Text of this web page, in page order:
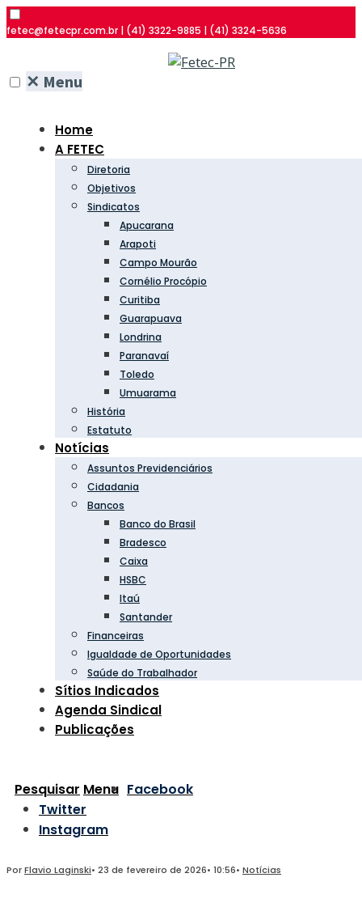
fetec@fetecpr.com.br | (41) 3322-9885 | (41) 3324-5636
✕ Menu
Home
A FETEC
Diretoria
Objetivos
Sindicatos
Apucarana
Arapoti
Campo Mourão
Cornélio Procópio
Curitiba
Guarapuava
Londrina
Paranavaí
Toledo
Umuarama
História
Estatuto
Notícias
Assuntos Previdenciários
Cidadania
Bancos
Banco do Brasil
Bradesco
Caixa
HSBC
Itaú
Santander
Financeiras
Igualdade de Oportunidades
Saúde do Trabalhador
Sítios Indicados
Agenda Sindical
Publicações
Pesquisar Menu Facebook
Twitter
Instagram
PorFlavio Laginski• 23 de fevereiro de 2026• 10:56• Notícias